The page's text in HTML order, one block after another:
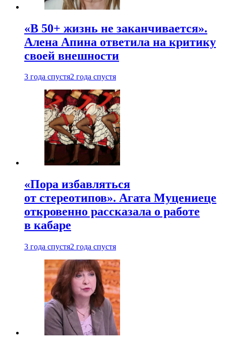
«В 50+ жизнь не заканчивается».
Алена Апина ответила на критику
своей внешности
3 года спустя2 года спустя
«Пора избавляться
от стереотипов». Агата Муцениеце
откровенно рассказала о работе
в кабаре
3 года спустя2 года спустя